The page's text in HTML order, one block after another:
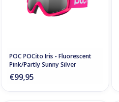
POC POCito Iris - Fluorescent
Pink/Partly Sunny Silver
€99,95